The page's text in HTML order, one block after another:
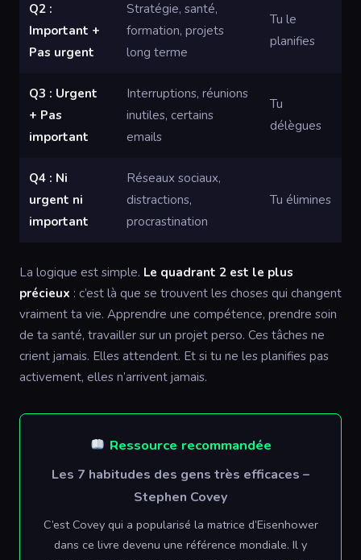
Q2 :
Important +
Pas urgent
Stratégie, santé,
formation, projets
long terme
Tu le
planifies
Q3 : Urgent
+ Pas
important
Interruptions, réunions
inutiles, certains
emails
Tu
délègues
Q4 : Ni
urgent ni
important
Réseaux sociaux,
distractions,
procrastination
Tu élimines
La logique est simple. Le quadrant 2 est le plus
précieux : c’est là que se trouvent les choses qui changent
vraiment ta vie. Apprendre une compétence, prendre soin
de ta santé, travailler sur un projet perso. Ces tâches ne
crient jamais. Elles attendent. Et si tu ne les planifies pas
activement, elles n’arrivent jamais.
Ressource recommandée
Les 7 habitudes des gens très efficaces –
Stephen Covey
C’est Covey qui a popularisé la matrice d’Eisenhower
dans ce livre devenu une référence mondiale. Il y